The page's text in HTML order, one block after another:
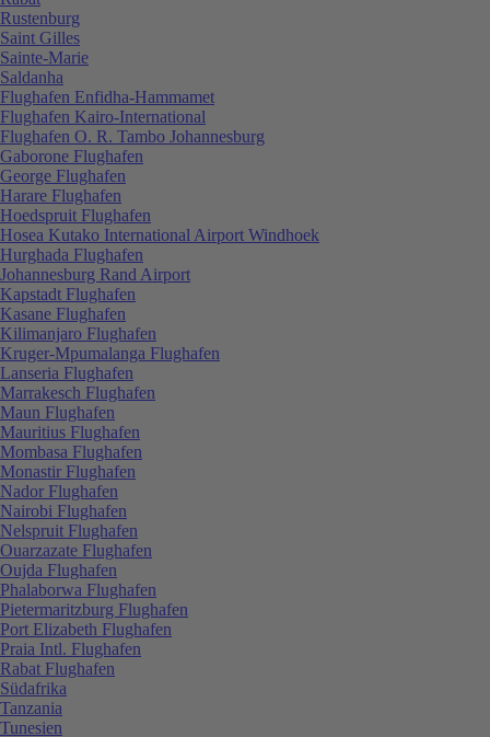
Rustenburg
Saint Gilles
Sainte-Marie
Saldanha
Flughafen Enfidha-Hammamet
Flughafen Kairo-International
Flughafen O. R. Tambo Johannesburg
Gaborone Flughafen
George Flughafen
Harare Flughafen
Hoedspruit Flughafen
Hosea Kutako International Airport Windhoek
Hurghada Flughafen
Johannesburg Rand Airport
Kapstadt Flughafen
Kasane Flughafen
Kilimanjaro Flughafen
Kruger-Mpumalanga Flughafen
Lanseria Flughafen
Marrakesch Flughafen
Maun Flughafen
Mauritius Flughafen
Mombasa Flughafen
Monastir Flughafen
Nador Flughafen
Nairobi Flughafen
Nelspruit Flughafen
Ouarzazate Flughafen
Oujda Flughafen
Phalaborwa Flughafen
Pietermaritzburg Flughafen
Port Elizabeth Flughafen
Praia Intl. Flughafen
Rabat Flughafen
Südafrika
Tanzania
Tunesien